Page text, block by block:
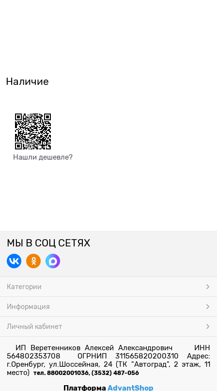
Наличие
Нашли дешевле?
МЫ В СОЦ СЕТЯХ
Категории
Информация
Личный кабинет
ИП Веретенников Алексей Александрович ИНН
564802353708 ОГРНИП 311565820200310 Адрес:
г.Оренбург, ул.Шоссейная, 24 (ТК "Автоград", 2 этаж, 11
место) тел. 88002001036, (3532) 487-056
ПлатформаAdvantShop